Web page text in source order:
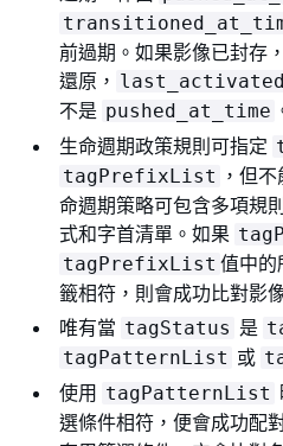
前過期。如果影像已封存
還原，
不是 pushed_at_time
生命週期政策規則可指定
tagPrefixList ，但
命週期策略可包含多項規
式和字首清單。如果
tagPrefixList 值中的
籤相符，則會成功比對影
唯有當 tagStatus 是
tagPatternList 或
使用 tagPatternList
選條件相符，便會成功配